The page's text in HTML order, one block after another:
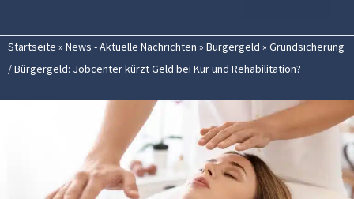
Startseite » News - Aktuelle Nachrichten » Bürgergeld » Grundsicherung
/ Bürgergeld: Jobcenter kürzt Geld bei Kur und Rehabilitation?